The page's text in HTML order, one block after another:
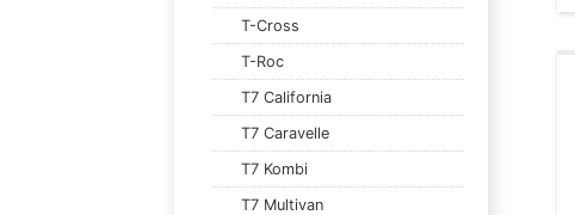
T-Cross
T-Roc
T7 California
T7 Caravelle
T7 Kombi
T7 Multivan